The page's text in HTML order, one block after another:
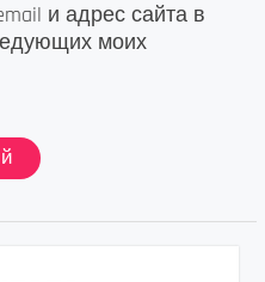
и адрес сайта в
моих